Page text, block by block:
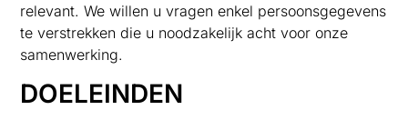
relevant. We willen u vragen enkel persoonsgegevens
te verstrekken die u noodzakelijk acht voor onze
samenwerking.
DOELEINDEN